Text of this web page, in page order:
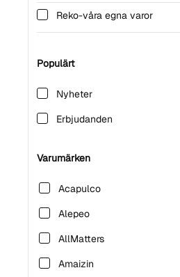
nötter
Mjöl & gryn
Oljor och fetter
Sylt, marmelad & pålägg
Veganskt
Reko-våra egna varor
Populärt
Nyheter
Erbjudanden
Varumärken
Acapulco
Alepeo
AllMatters
Amaizin